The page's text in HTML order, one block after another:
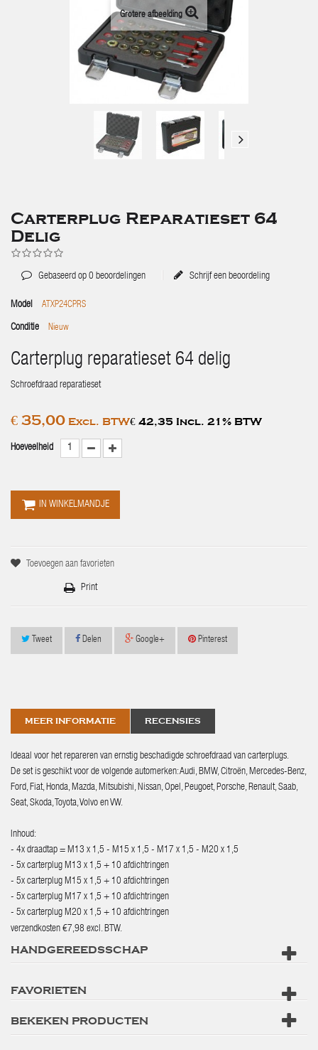
Grotere afbeelding
Carterplug Reparatieset 64
Delig
Gebaseerd op 0 beoordelingen Schrijf een beoordeling
Model ATXP24CPRS
Conditie Nieuw
Carterplug reparatieset 64 delig
Schroefdraad reparatieset
€ 35,00 Excl. BTW€ 42,35 Incl. 21% BTW
Hoeveelheid
IN WINKELMANDJE
Toevoegen aan favorieten
Print
Tweet Delen Google+ Pinterest
MEER INFORMATIE RECENSIES
Ideaal voor het repareren van ernstig beschadigde schroefdraad van carterplugs.
De set is geschikt voor de volgende automerken: Audi, BMW, Citroën, Mercedes-Benz,
Ford, Fiat, Honda, Mazda, Mitsubishi, Nissan, Opel, Peugoet, Porsche, Renault, Saab,
Seat, Skoda, Toyota, Volvo en VW.
Inhoud:
- 4x draadtap = M13 x 1,5 - M15 x 1,5 - M17 x 1,5 - M20 x 1,5
- 5x carterplug M13 x 1,5 + 10 afdichtringen
- 5x carterplug M15 x 1,5 + 10 afdichtringen
- 5x carterplug M17 x 1,5 + 10 afdichtringen
- 5x carterplug M20 x 1,5 + 10 afdichtringen
verzendkosten €7,98 excl. BTW.
HANDGEREEDSSCHAP
FAVORIETEN
BEKEKEN PRODUCTEN